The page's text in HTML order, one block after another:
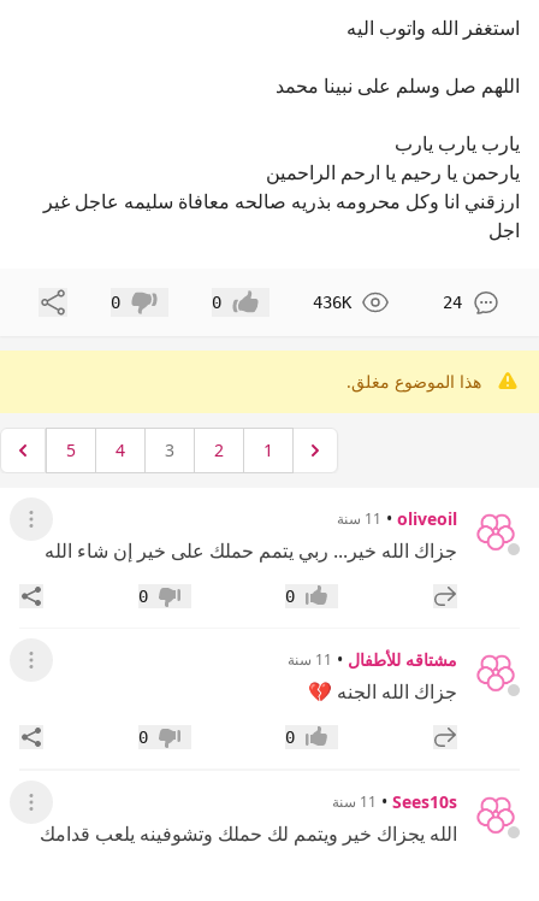
استغفر الله واتوب اليه
اللهم صل وسلم على نبينا محمد
يارب يارب يارب
يارحمن يا رحيم يا ارحم الراحمين
ارزقني انا وكل محرومه بذريه صالحه معافاة سليمه عاجل غير
اجل
24
436K إعجاب 0 عدم إعجاب
0 مشاركة
هذا الموضوع مغلق.
1
2
3
4
5
oliveoil
• 11 سنة عرض
جزاك الله خير... ربي يتمم حملك على خير إن شاء الله
إضافة رد جديد إعجاب0 عدم إعجاب
0
مشتاقه للأطفال • 11 سنة عرض
جزاك الله الجنه 💔
إضافة رد جديد إعجاب0 عدم إعجاب
0
Sees10s
• 11 سنة عرض
الله يجزاك خير ويتمم لك حملك وتشوفينه يلعب قدامك